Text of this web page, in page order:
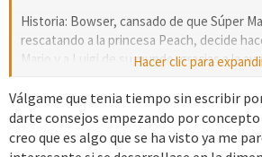
Historia: Bowser, cansado de que Súper
rescatando a la princesa Peach, decide
Mario y a Luigi de su mundo, gracias a la
ellos, en el mundo de los Pokémon, y todo
ellos ahora. ¡Quieren volver cuanto antes
como? Bill, un gran profesor, científico e
ayuda de Mario o de Luigi para recuperar
Hacer clic para
Válgame que tenia tiempo sin escribir
darte consejos empezando por
creo que es algo que se ha visto ya me